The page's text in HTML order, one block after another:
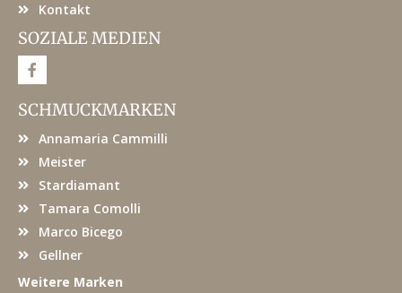
Kontakt
SOZIALE MEDIEN
F
a
e
b
o
SCHMUCKMARKEN
Annamaria Cammilli
Meister
Stardiamant
Tamara Comolli
Marco Bicego
Gellner
Weitere Marken